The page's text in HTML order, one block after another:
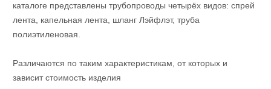
каталоге представлены трубопроводы четырёх видов: спрей
лента, капельная лента, шланг Лэйфлэт, труба
полиэтиленовая.
Различаются по таким характеристикам, от которых и
зависит стоимость изделия